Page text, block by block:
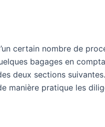
certain nombre de
bagages en
deux sections
pratique les